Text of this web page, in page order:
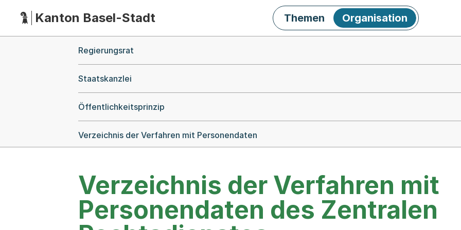
HauptnavigationKanton Basel-Stadt Themen Organisation
Regierungsrat
Staatskanzlei
Öffentlichkeitsprinzip
Verzeichnis der Verfahren mit Personendaten
Verzeichnis der Verfahren mit
Personendaten des Zentralen